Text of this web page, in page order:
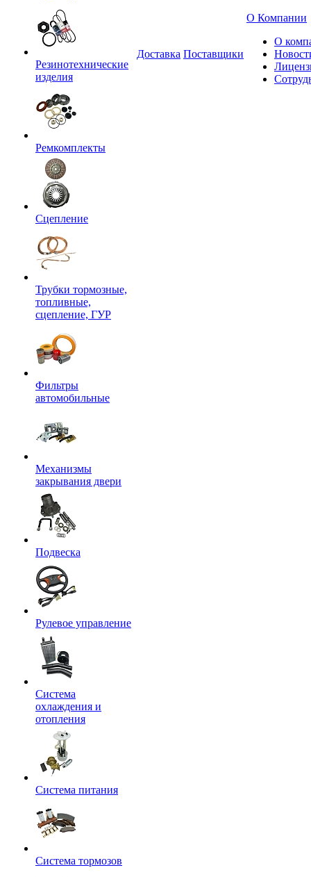
Резинотехнические
изделия
Ремкомплекты
Сцепление
Трубки тормозные,
топливные,
сцепление, ГУР
Фильтры
автомобильные
Механизмы
закрывания двери
Подвеска
Рулевое управление
Система
охлаждения и
отопления
Система питания
Система тормозов
Доставка Поставщики
О Компании
О